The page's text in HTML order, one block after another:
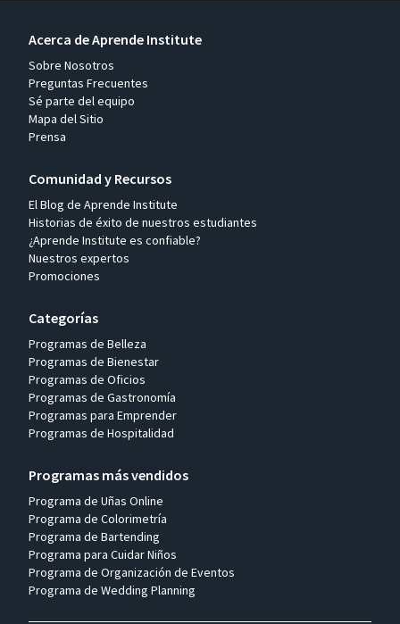
Acerca de Aprende Institute
Sobre Nosotros
Preguntas Frecuentes
Sé parte del equipo
Mapa del Sitio
Prensa
Comunidad y Recursos
El Blog de Aprende Institute
Historias de éxito de nuestros estudiantes
¿Aprende Institute es confiable?
Nuestros expertos
Promociones
Categorías
Programas de Belleza
Programas de Bienestar
Programas de Oficios
Programas de Gastronomía
Programas para Emprender
Programas de Hospitalidad
Programas más vendidos
Programa de Uñas Online
Programa de Colorimetría
Programa de Bartending
Programa para Cuidar Niños
Programa de Organización de Eventos
Programa de Wedding Planning